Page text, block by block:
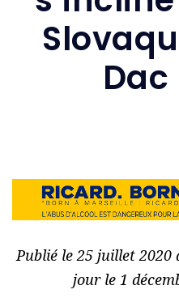
Publié le 25 juillet 2020
jour le 1